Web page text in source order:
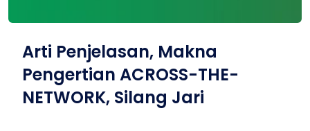
Arti Penjelasan, Makna
Pengertian ACROSS-THE-
NETWORK, Silang Jari